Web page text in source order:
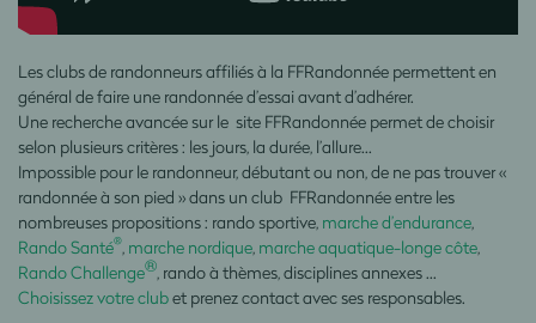
Les clubs de randonneurs affiliés à la FFRandonnée permettent en
général de faire une randonnée d’essai avant d’adhérer.
Une recherche avancée sur le site FFRandonnée permet de choisir
selon plusieurs critères : les jours, la durée, l’allure…
Impossible pour le randonneur, débutant ou non, de ne pas trouver «
randonnée à son pied » dans un club FFRandonnée entre les
nombreuses propositions : rando sportive, marche d’endurance
Rando Santé® marche nordique marche aquatique-longe côte
Rando Challenge® , rando à thèmes, disciplines annexes …
Choisissez votre clubet prenez contact avec ses responsables.